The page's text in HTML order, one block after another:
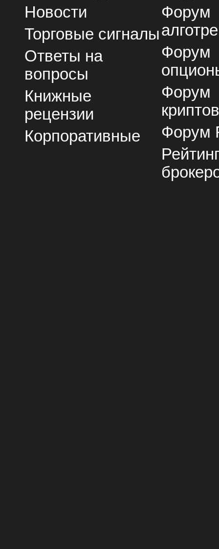
Новости
Торговые сигналы
Ответы на
вопросы
Книжные
рецензии
Корпоративные
Форум
Форум
Форум
Форум